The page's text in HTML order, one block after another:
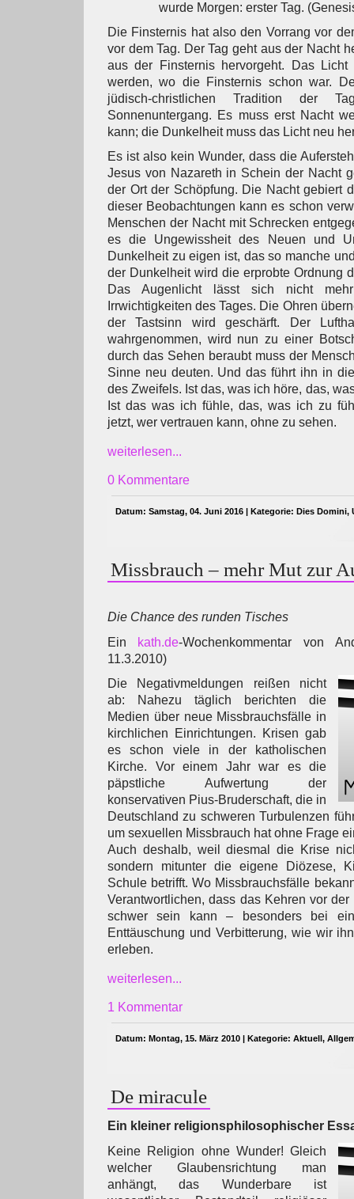
wurde Morgen: erster Tag.
Die Finsternis hat also den Vorrang vor
vor dem Tag. Der Tag geht aus der Nacht
aus der Finsternis hervorgeht. Das Licht
werden, wo die Finsternis schon war.
jüdisch-christlichen Tradition der
Sonnenuntergang. Es muss erst Nacht
kann; die Dunkelheit muss das Licht neu
Es ist also kein Wunder, dass die
Jesus von Nazareth in Schein der Nacht
der Ort der Schöpfung. Die Nacht gebiert
dieser Beobachtungen kann es schon
Menschen der Nacht mit Schrecken
es die Ungewissheit des Neuen und
Dunkelheit zu eigen ist, das so manche
der Dunkelheit wird die erprobte Ordnung
Das Augenlicht lässt sich nicht
Irrwichtigkeiten des Tages. Die Ohren
der Tastsinn wird geschärft. Der
wahrgenommen, wird nun zu einer
durch das Sehen beraubt muss der
Sinne neu deuten. Und das führt ihn in
des Zweifels. Ist das, was ich höre, das,
Ist das was ich fühle, das, was ich zu
jetzt, wer vertrauen kann, ohne zu sehen.
weiterlesen...
0 Kommentare
Datum: Samstag, 04. Juni 2016 | Kategorie: Dies Domini,
Missbrauch – mehr Mut zur
Die Chance des runden Tisches
Ein kath.de-Wochenkommentar von
11.3.2010)
Die Negativmeldungen reißen nicht
ab: Nahezu täglich berichten die
Medien über neue Missbrauchsfälle in
kirchlichen Einrichtungen. Krisen gab
es schon viele in der katholischen
Kirche. Vor einem Jahr war es die
päpstliche Aufwertung der
konservativen Pius-Bruderschaft, die in
Deutschland zu schweren Turbulenzen
um sexuellen Missbrauch hat ohne Frage
Auch deshalb, weil diesmal die Krise
sondern mitunter die eigene Diözese,
Schule betrifft. Wo Missbrauchsfälle
Verantwortlichen, dass das Kehren vor
schwer sein kann – besonders bei
Enttäuschung und Verbitterung, wie wir
erleben.
weiterlesen...
1 Kommentar
Datum: Montag, 15. März 2010 | Kategorie: Aktuell,
De miracule
Ein kleiner religionsphilosophischer
Keine Religion ohne Wunder! Gleich
welcher Glaubensrichtung man
anhängt, das Wunderbare ist